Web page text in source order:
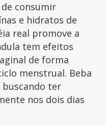
consumir
e hidratos de
real promove a
tem efeitos
de forma
menstrual. Beba
buscando ter
nos dois dias